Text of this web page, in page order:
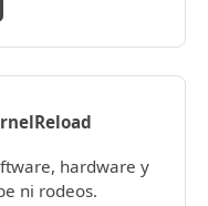
hardware y
ni rodeos.